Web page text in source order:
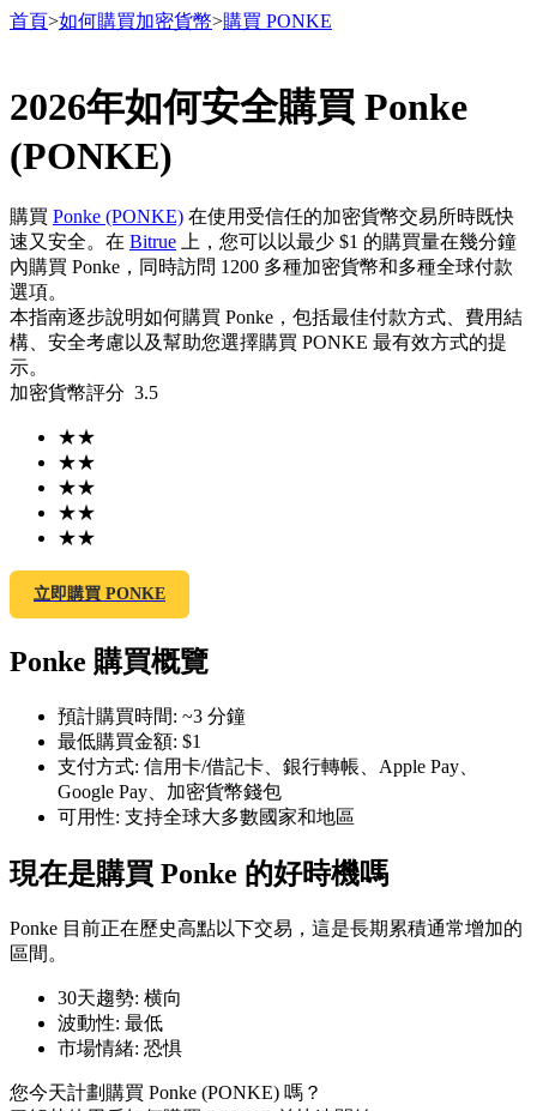
USDT永續
多種以USDT結算的永續合約
幣本位永續
以數字貨幣為保證金的永續合約
TradFi
USDC永續
首頁>如何購買加密貨幣>購買 PONKE
2026年如何安全購買 Ponke
(PONKE)
購買 Ponke (PONKE) 在使用受信任的加密貨幣交易所時既快
速又安全。在 Bitrue 上，您可以以最少 $1 的購買量在幾分鐘
內購買 Ponke，同時訪問 1200 多種加密貨幣和多種全球付款
選項。
本指南逐步說明如何購買 Ponke，包括最佳付款方式、費用結
構、安全考慮以及幫助您選擇購買 PONKE 最有效方式的提
示。
加密貨幣評分 3.5
★★
★★
★★
★★
★★
立即購買 PONKE
Ponke 購買概覽
預計購買時間: ~3 分鐘
最低購買金額: $1
支付方式: 信用卡/借記卡、銀行轉帳、Apple Pay、
Google Pay、加密貨幣錢包
可用性: 支持全球大多數國家和地區
現在是購買 Ponke 的好時機嗎
Ponke 目前正在歷史高點以下交易，這是長期累積通常增加的
區間。
30天趨勢: 横向
波動性: 最低
市場情緒: 恐惧
您今天計劃購買 Ponke (PONKE) 嗎？